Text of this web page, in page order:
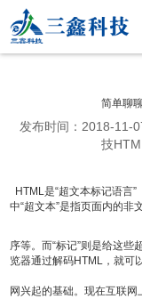
简单聊
发布时间：2018-11-
技
HTML是“超文本标记语言
中“超文本”是指页面内的非
序等。而“标记”则是给这些
览器通过解码HTML，就可
网兴起的基础。现在互联